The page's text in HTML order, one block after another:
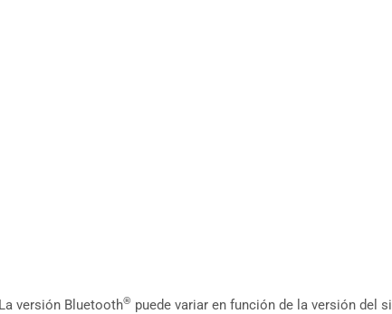
versión Bluetooth® puede variar en función de la versión del